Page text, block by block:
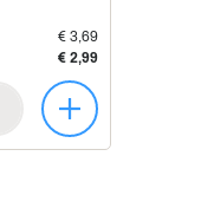
€ 3,69
€ 2,99